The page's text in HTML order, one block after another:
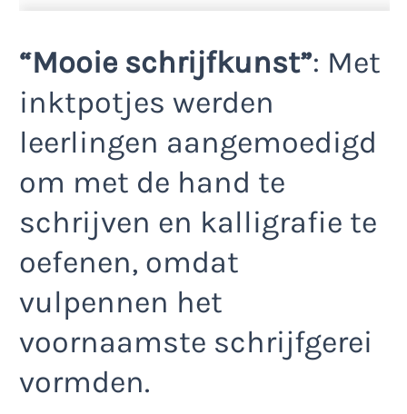
“Mooie schrijfkunst”: Met
inktpotjes werden
leerlingen aangemoedigd
om met de hand te
schrijven en kalligrafie te
oefenen, omdat
vulpennen het
voornaamste schrijfgerei
vormden.